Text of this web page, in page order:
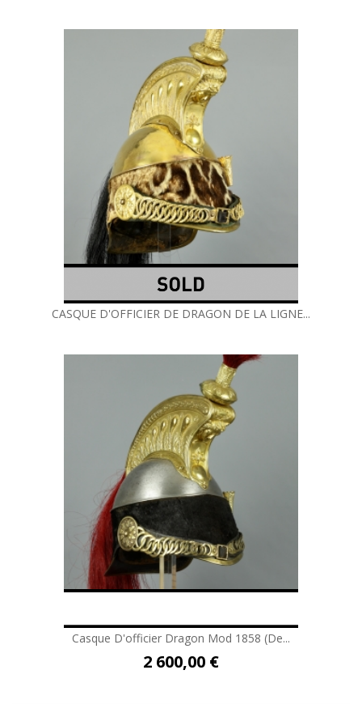
CASQUE D'OFFICIER DE DRAGON DE LA LIGNE...
Casque D'officier Dragon Mod 1858 (de...
2 600,00 €